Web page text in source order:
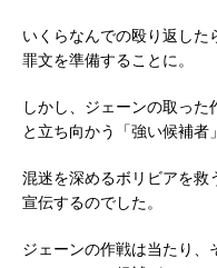
いくらなんでの殴り返し
罪文を準備することに。
しかし、ジェーンの取っ
と立ち向かう「強い候補者
混迷を深めるボリビアを救
宣伝するのでした。
ジェーンの作戦は当たり、